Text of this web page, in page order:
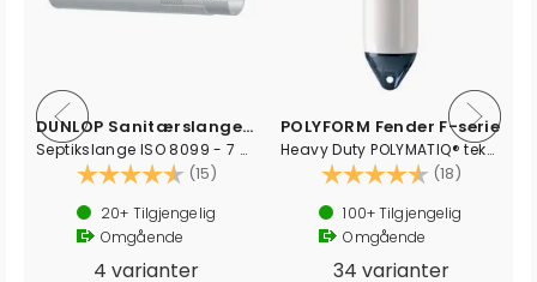
DUNLOP Sanitærslange Marine metervare
Septikslange ISO 8099 - 7 bar -gasstett
Karakter: (15) 4.9 av 5 mulige
20+ Tilgjengelig
Omgående
4 varianter
POLYFORM Fender F-serie
Heavy Duty POLYMATIQ® teknologi
Karakter: (18)
100+Tilgjengelig
Omgående
34 varianter
5 mulige